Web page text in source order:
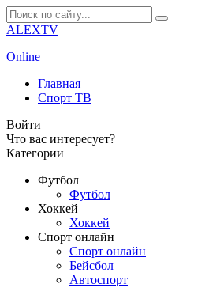
ALEXTV
Online
Главная
Спорт ТВ
Войти
Что вас интересует?
Категории
Футбол
Футбол
Хоккей
Хоккей
Спорт онлайн
Спорт онлайн
Бейсбол
Автоспорт